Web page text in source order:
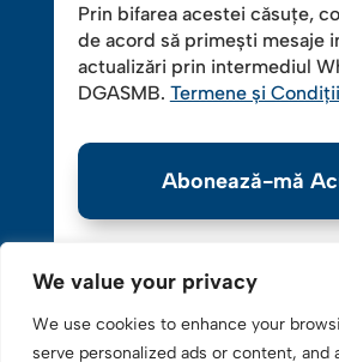
We value your privacy
We use cookies to enhance your
serve personalized ads or content, and
Prin bifarea acestei căsuțe,
de acord să primești mesaje
actualizări prin intermediul
DGASMB. Termene și Condiții
Abonează-mă